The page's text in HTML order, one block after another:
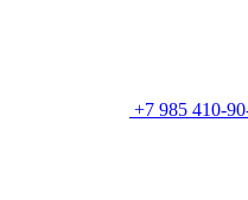
+7 985 410-